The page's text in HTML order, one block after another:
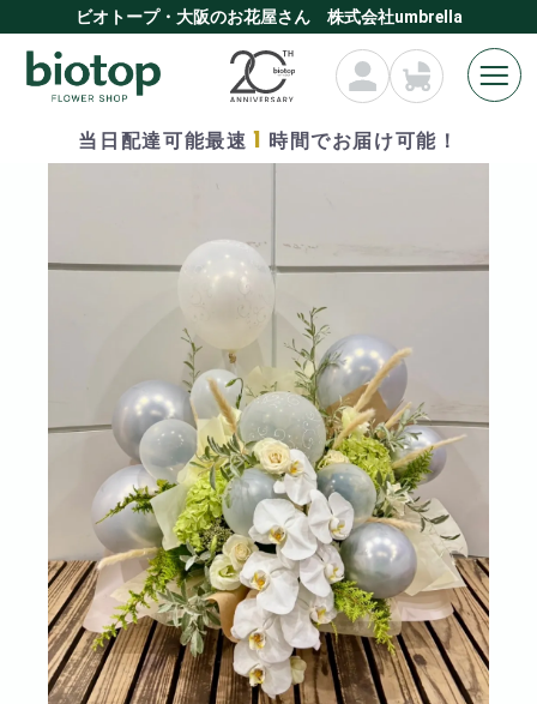
ビオトープ・大阪のお花屋さん 株式会社umbrella
当日配達可能最速 1 時間でお届け可能！